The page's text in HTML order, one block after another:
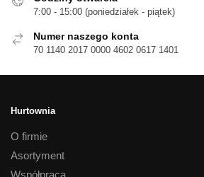
7:00 - 15:00 (poniedziałek - piątek)
Numer naszego konta
70 1140 2017 0000 4602 0617 1401
Hurtownia
O firmie
Asortyment